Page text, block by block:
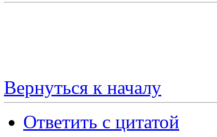
Вернуться к началу
Ответить с цитатой